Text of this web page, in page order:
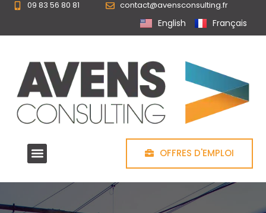
09 83 56 80 81 contact@avensconsulting.fr
English Français
OFFRES D'EMPLOI
Panneau de gestion des cookies